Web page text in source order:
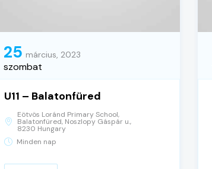
25 március, 2023
szombat
U11 – Balatonfüred
Eötvös Loránd Primary School,
Balatonfüred, Noszlopy Gáspár u.,
8230 Hungary
Minden nap